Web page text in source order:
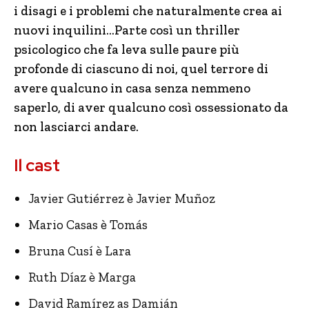
i disagi e i problemi che naturalmente crea ai
nuovi inquilini…Parte così un thriller
psicologico che fa leva sulle paure più
profonde di ciascuno di noi, quel terrore di
avere qualcuno in casa senza nemmeno
saperlo, di aver qualcuno così ossessionato da
non lasciarci andare.
Il cast
Javier Gutiérrez è Javier Muñoz
Mario Casas è Tomás
Bruna Cusí è Lara
Ruth Díaz è Marga
David Ramírez as Damián